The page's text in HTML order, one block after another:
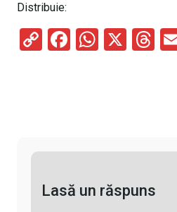
Distribuie:
C
k
F
o
W
p
X
T
s
Lasă un răspuns